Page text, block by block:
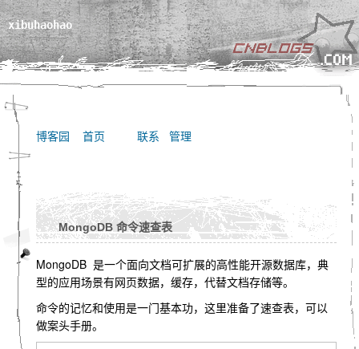
xibuhaohao
博客园 首页 联系 管理
MongoDB 命令速查表
MongoDB 是一个面向文档可扩展的高性能开源数据库，典
型的应用场景有网页数据，缓存，代替文档存储等。
命令的记忆和使用是一门基本功，这里准备了速查表，可以
做案头手册。